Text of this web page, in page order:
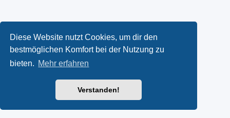
Diese Website nutzt Cookies, um dir den
bestmöglichen Komfort bei der Nutzung zu
bieten. Mehr erfahren
Verstanden!